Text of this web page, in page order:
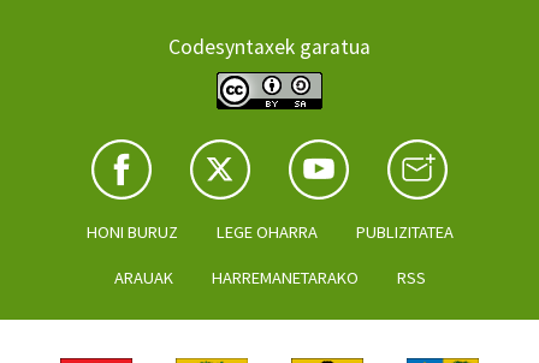
Codesyntaxek garatua
HONI BURUZ LEGE OHARRA PUBLIZITATEA
ARAUAK HARREMANETARAKO RSS